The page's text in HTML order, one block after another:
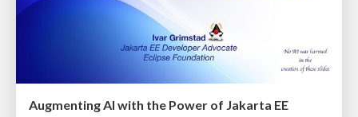
Augmenting AI with the Power of Jakarta EE